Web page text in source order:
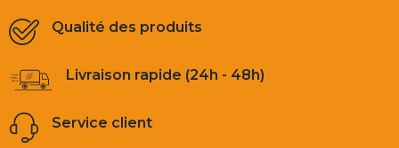
Qualité des produits
Livraison rapide (24h - 48h)
Service client